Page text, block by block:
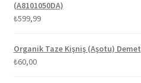
(A8101050DA)
₺599,99
Organik Taze Kişniş (Aşotu) Demet
₺60,00